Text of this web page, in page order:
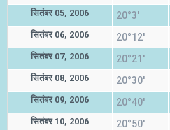
सितंबर 05, 2006 20°3'
सितंबर 06, 2006 20°12'
सितंबर 07, 2006 20°21'
सितंबर 08, 2006 20°30'
सितंबर 09, 2006 20°40'
सितंबर 10, 2006 20°50'